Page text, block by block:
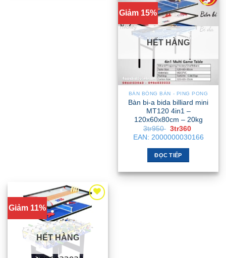
Giảm 15%
HẾT HÀNG
BÀN BÓNG BÀN - PING PONG
Bàn bi-a bida billiard mini
MT120 4in1 –
120x60x80cm – 20kg
3tr950 Giá
gốc
là:
3tr950 .
3tr360
hiện
tại
EAN: 2000000030166
ĐỌC TIẾP
Giảm 11%
HẾT HÀNG